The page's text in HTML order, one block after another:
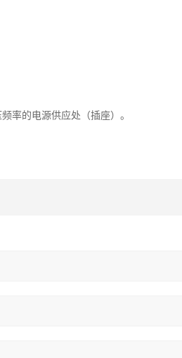
率的电源供应处（插座）。